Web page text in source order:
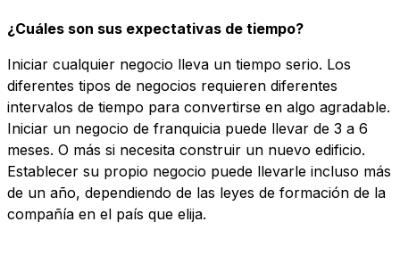
¿Cuáles son sus expectativas de tiempo?
Iniciar cualquier negocio lleva un tiempo serio. Los
diferentes tipos de negocios requieren diferentes
intervalos de tiempo para convertirse en algo agradable.
Iniciar un negocio de franquicia puede llevar de 3 a 6
meses. O más si necesita construir un nuevo edificio.
Establecer su propio negocio puede llevarle incluso más
de un año, dependiendo de las leyes de formación de la
compañía en el país que elija.